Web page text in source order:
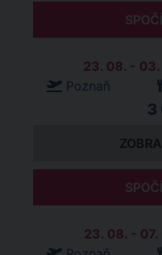
23. 08. -
Poznaň
3
23. 08. -